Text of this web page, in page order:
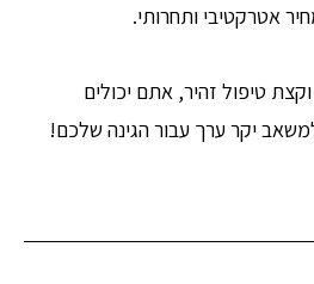
אטרקטיבי ותחרותי.
טיפול זהיר, אתם יכולים
יקר ערך עבור הגינה שלכם!